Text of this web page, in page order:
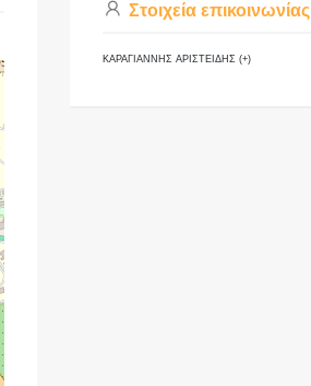
Στοιχεία επικοινωνίας
ΚΑΡΑΓΙΑΝΝΗΣ ΑΡΙΣΤΕΙΔΗΣ (+)